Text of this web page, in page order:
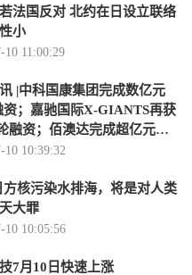
法国反对 北约在日设立联络
小
10 11:00:29
|中科国康集团完成数亿元
资；嘉驰国际X-GIANTS再获
融资；佰澳达完成超亿元新
10 10:39:32
核污染水排海，将是对人类
大罪
10 10:05:56
7月10日快速上涨